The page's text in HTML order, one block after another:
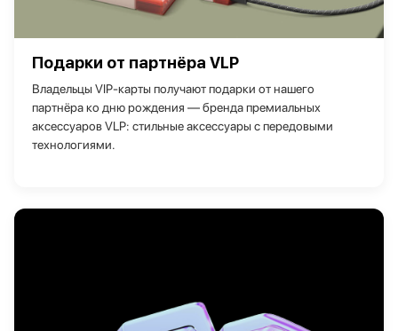
Подарки от партнёра VLP
Владельцы VIP‑карты получают подарки от нашего
партнёра ко дню рождения — бренда премиальных
аксессуаров VLP: стильные аксессуары с передовыми
технологиями.